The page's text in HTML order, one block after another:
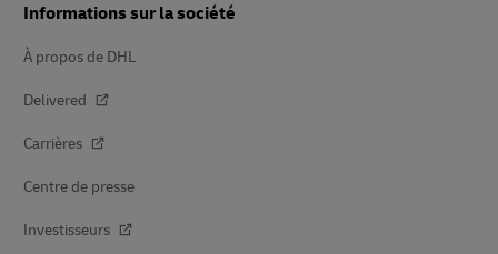
Informations sur la société
À propos de DHL
Delivered
Carrières
Centre de presse
Investisseurs